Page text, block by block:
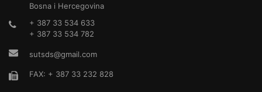
Bosna i Hercegovina
+ 387 33 534 633
+ 387 33 534 782
sutsds@gmail.com
FAX: + 387 33 232 828